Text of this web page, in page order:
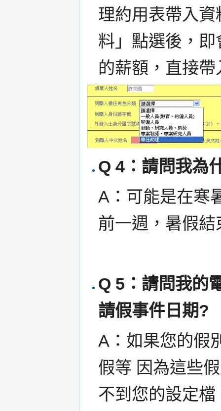
理約用表帶入
料」點選後，
的薪額，直接帶
Q 4：請問我為
A：可能是在寒
前一週，暑假
Q 5：請問我的
請假事件日期?
A：如果您的假
假等 因為這些
不到您的設定